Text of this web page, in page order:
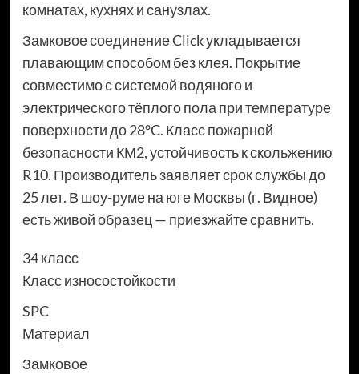
комнатах, кухнях и санузлах.
Замковое соединение Click укладывается
плавающим способом без клея. Покрытие
совместимо с системой водяного и
электрического тёплого пола при температуре
поверхности до 28°C. Класс пожарной
безопасности КМ2, устойчивость к скольжению
R10. Производитель заявляет срок службы до
25 лет. В шоу-руме на юге Москвы (г. Видное)
есть живой образец — приезжайте сравнить.
34 класс
Класс износостойкости
SPC
Материал
Замковое